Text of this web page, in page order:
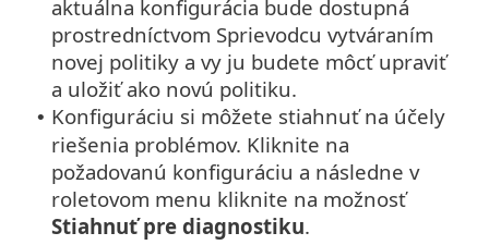
aktuálna konfigurácia bude dostupná
prostredníctvom Sprievodcu vytváraním
novej politiky a vy ju budete môcť upraviť
a uložiť ako novú politiku.
• Konfiguráciu si môžete stiahnuť na účely
riešenia problémov. Kliknite na
požadovanú konfiguráciu a následne v
roletovom menu kliknite na možnosť
Stiahnuť pre diagnostiku.